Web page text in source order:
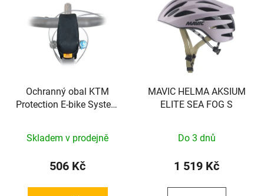
Ochranný obal KTM
Protection E-bike System
Skladem v prodejně
506 Kč
MAVIC HELMA AKSIUM
ELITE SEA FOG S
Do 3 dnů
1 519 Kč